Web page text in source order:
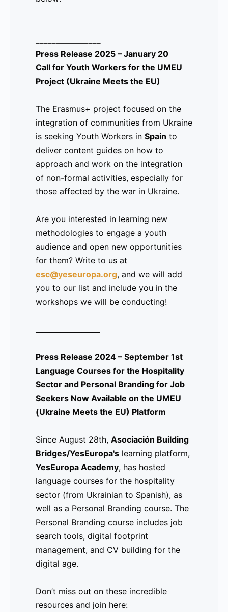
Press Release 2025 – January 20
Call for Youth Workers for the UMEU
Project (Ukraine Meets the EU)
The Erasmus+ project focused on the
integration of communities from Ukraine
is seeking Youth Workers in Spain to
deliver content guides on how to
approach and work on the integration
of non-formal activities, especially for
those affected by the war in Ukraine.
Are you interested in learning new
methodologies to engage a youth
audience and open new opportunities
for them? Write to us at
esc@yeseuropa.org, and we will add
you to our list and include you in the
workshops we will be conducting!
Press Release 2024 – September 1st
Language Courses for the Hospitality
Sector and Personal Branding for Job
Seekers Now Available on the UMEU
(Ukraine Meets the EU) Platform
Since August 28th, Asociación Building
Bridges/YesEuropa's learning platform,
YesEuropa Academy, has hosted
language courses for the hospitality
sector (from Ukrainian to Spanish), as
well as a Personal Branding course. The
Personal Branding course includes job
search tools, digital footprint
management, and CV building for the
digital age.
Don’t miss out on these incredible
resources and join here:
-
-
-
-
-
-
-
-
-
-
-
-
-
-
-
busca de
Trabajo ya
están
abiertos en
plataforma
de UMEU
(Ukraine
Meets the
EU)
Español), así como
el curso de Marca
personal, el cual
consiste en
busqueda de
empleo, trabajo
sobre la huella
digital, y
construcción de
CVs para la era
digital.
------------------------------
Comunicado de prensa 2023 – 20 de
octubre
the EU)
Un proyecto de Erasmus+ dirigido a la
integración de comunidades de
personas de Ucrania y a ayudar a cerrar
idioma dentro de los principales
sectores laborales en Españayla
República Checa.
A través de una serie de webinars,
Moocs y ofertas, esperamos extender
una mano amiga a las nuevas
comunidades y ayudarlas a acercarse al
empleo, a la integración social y a un
nuevo comienzo libre de estigmas y